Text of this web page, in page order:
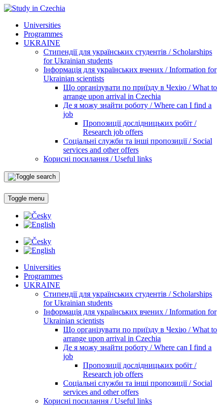
Universities
Programmes
UKRAINE
Стипендії для українських студентів / Scholarships
for Ukrainian students
Інформація для українських вчених / Information for
Ukrainian scientists
Що організувати по приїзду в Чехію / What to
arrange upon arrival in Czechia
Де я можу знайти роботу / Where can I find a
job
Пропозиції дослідницьких робіт /
Research job offers
Соціальні служби та інші пропозиції / Social
services and other offers
Корисні посилання / Useful links
Toggle menu
Universities
Programmes
UKRAINE
Стипендії для українських студентів / Scholarships
for Ukrainian students
Інформація для українських вчених / Information for
Ukrainian scientists
Що організувати по приїзду в Чехію / What to
arrange upon arrival in Czechia
Де я можу знайти роботу / Where can I find a
job
Пропозиції дослідницьких робіт /
Research job offers
Соціальні служби та інші пропозиції / Social
services and other offers
Корисні посилання / Useful links